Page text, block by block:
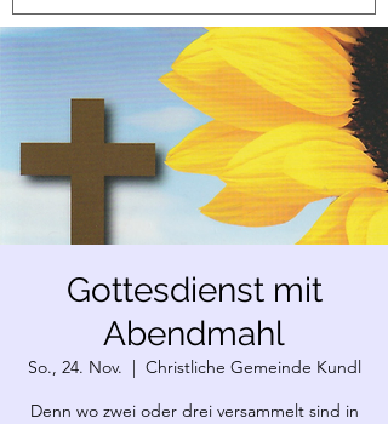
Gottesdienst mit
Abendmahl
So., 24. Nov.
  |
Christliche Gemeinde Kundl
Denn wo zwei oder drei versammelt sind in